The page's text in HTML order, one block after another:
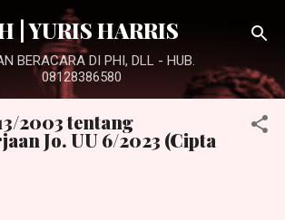
Langsung ke konten utama
| YURIS HARRIS
BERACARA DI PHI, DLL - HUB.
08128386580
2003 tentang
Jo. UU 6/2023 (Cipta